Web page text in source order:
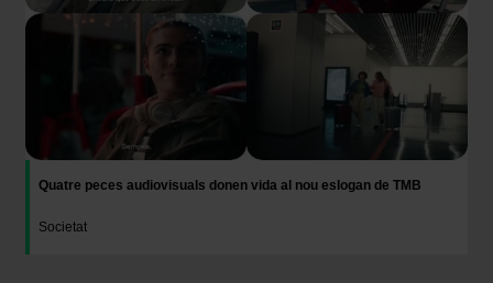
Quatre peces audiovisuals donen vida al nou eslogan de TMB
Societat